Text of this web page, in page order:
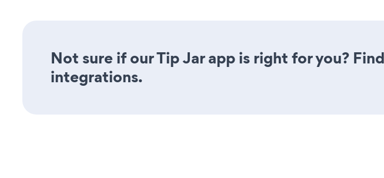
Not sure if our Tip Jar app is right for you?
integrations.